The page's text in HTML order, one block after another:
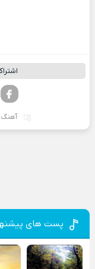
پست های